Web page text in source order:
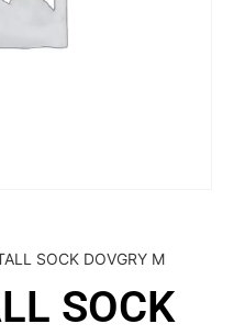
SOCK DOVGRY M
SOCK